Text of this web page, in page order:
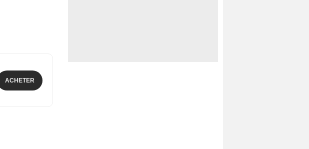
ACHETER